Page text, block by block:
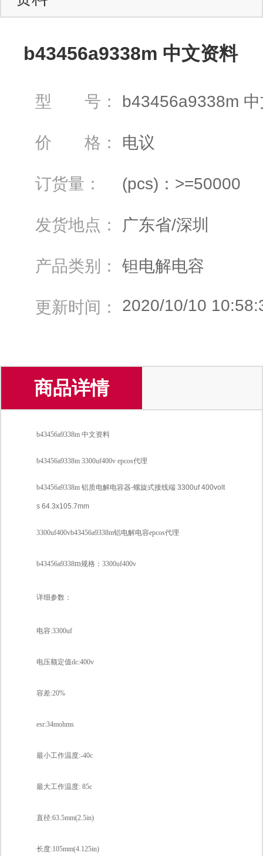
b43456a9338m 中文资料
型 号： b43456a9338m
价 格： 电议
订货量： (pcs)：>=50000
发货地点： 广东省/深圳
产品类别： 钽电解电容
更新时间： 2020/10/10
商品详情
b43456a9338m 中文资料
b43456a9338m 3300uf400v epcos代理
b43456a9338m 铝质电解电容器-螺旋式接线端 3300uf 400volt
s 64.3x105.7mm
3300uf400vb43456a9338m铝电解电容epcos代理
b43456a9338m规格：3300uf400v
详细参数：
电容:3300uf
电压额定值dc:400v
容差:20%
esr:34mohms
最小工作温度:-40c
最大工作温度: 85c
直径:63.5mm(2.5in)
长度:105mm(4.125in)